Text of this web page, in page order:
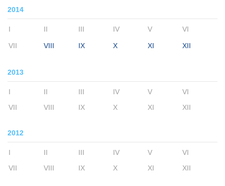
2014
I II III IV V VI
VII VIII IX X XI XII
2013
I II III IV V
VI
VII
VIII IX X XI XII
2012
I II III IV V
VI
VII
VIII IX X XI XII